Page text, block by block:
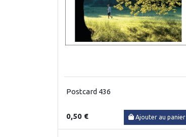
Postcard 436
0,50 € Ajouter au panier